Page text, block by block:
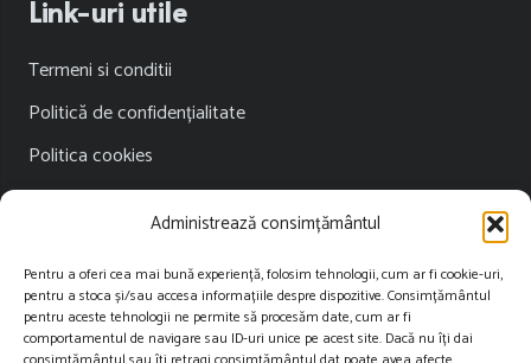
Administrează consimțământul
Pentru a oferi cea mai bună experiență, folosim tehnologii, cum ar fi cookie-uri,
pentru a stoca și/sau accesa informațiile despre dispozitive. Consimțământul
pentru aceste tehnologii ne permite să procesăm date, cum ar fi
comportamentul de navigare sau ID-uri unice pe acest site. Dacă nu îți dai
Link-uri utile
Termeni si conditii
Politică de confidențialitate
Politica cookies
Publicitate
Contact